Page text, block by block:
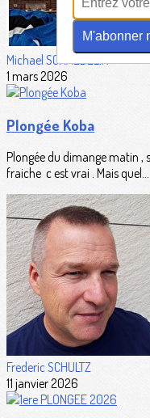
Michael SCHAEDELIN
1 mars 2026
Plongée Koba
Plongée du dimange matin ,
fraiche c est vrai . Mais quel...
Frederic SCHULTZ
11 janvier 2026
M'abonner